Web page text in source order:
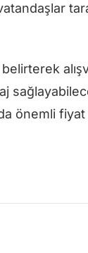
önemli fiyat